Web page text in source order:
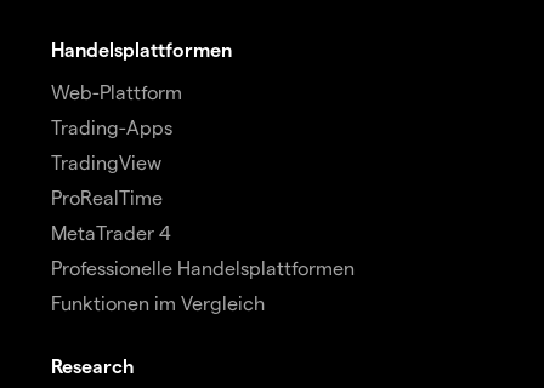
Handelsplattformen
Web-Plattform
Trading-Apps
TradingView
ProRealTime
MetaTrader 4
Professionelle Handelsplattformen
Funktionen im Vergleich
Research